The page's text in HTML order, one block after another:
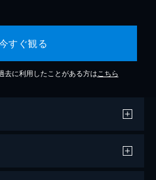
すぐ観る
去に利用したことがある方は こちら